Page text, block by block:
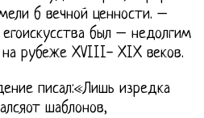
б вечной ценности. –
был – недолгим
на рубеже XVIII- XIX веков.
писал:«Лишь изредка
шаблонов,